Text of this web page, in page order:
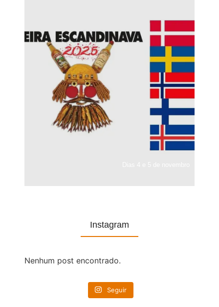
Instagram
Nenhum post encontrado.
Seguir